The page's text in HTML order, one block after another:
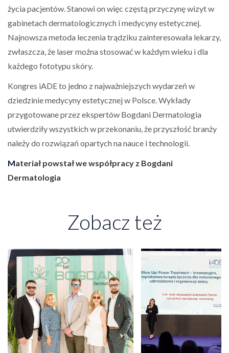
życia pacjentów. Stanowi on więc częstą przyczynę wizyt w
gabinetach dermatologicznych i medycyny estetycznej.
Najnowsza metoda leczenia trądziku zainteresowała lekarzy,
zwłaszcza, że laser można stosować w każdym wieku i dla
każdego fototypu skóry.
Kongres iADE to jedno z najważniejszych wydarzeń w
dziedzinie medycyny estetycznej w Polsce. Wykłady
przygotowane przez ekspertów Bogdani Dermatologia
utwierdziły wszystkich w przekonaniu, że przyszłość branży
należy do rozwiązań opartych na nauce i technologii.
Materiał powstał we współpracy z Bogdani
Dermatologia
Zobacz też